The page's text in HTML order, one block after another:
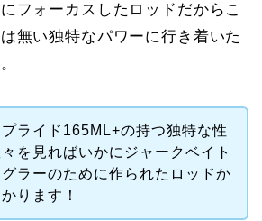
フォーカスしたロッドだからこ
無い独特なパワーに行き着いた
ライド165ML+の持つ独特な性
を見ればいかにジャークベイト
ラーのために作られたロッドか
ります！